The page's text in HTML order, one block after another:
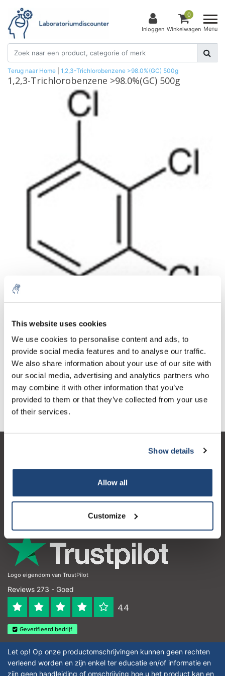
This website uses cookies
We use cookies to personalise content and ads, to
provide social media features and to analyse our traffic.
We also share information about your use of our site with
our social media, advertising and analytics partners who
may combine it with other information that you’ve
provided to them or that they’ve collected from your use
of their services.
Show details
Allow all
Customize
Inloggen
0
Winkelwagen Menu
Terug naar Home 1,2,3-Trichlorobenzene >98.0%(GC) 500g
1,2,3-Trichlorobenzene >98.0%(GC) 500g
1 Stuk Excl. btw
€173,64
Incl. btw
Toevoegen aan winkelwagen
Informatie
Contactgegevens
Logo eigendom van TrustPilot
Reviews 273 - Goed
4.4
Geverifieerd bedrijf
Let op! Op onze productomschrijvingen kunnen geen rechten
verleend worden en zijn enkel ter educatie en/of informatie en
zijn geen handleiding of omschrijving hoe u het product kan en